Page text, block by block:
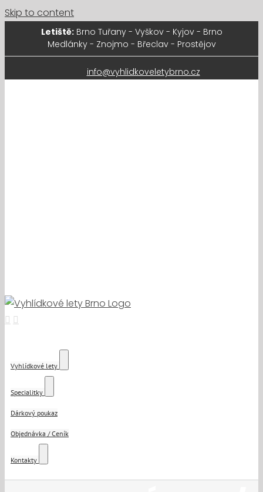
Skip to content
Letiště:Brno Tuřany - Vyškov - Kyjov - Brno
Medlánky - Znojmo - Břeclav - Prostějov
info@vyhlidkoveletybrno.cz
Vyhlídkové lety
Specialitky
Dárkový poukaz
Objednávka / Ceník
Kontakty